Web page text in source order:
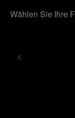
Wählen Sie Ihre